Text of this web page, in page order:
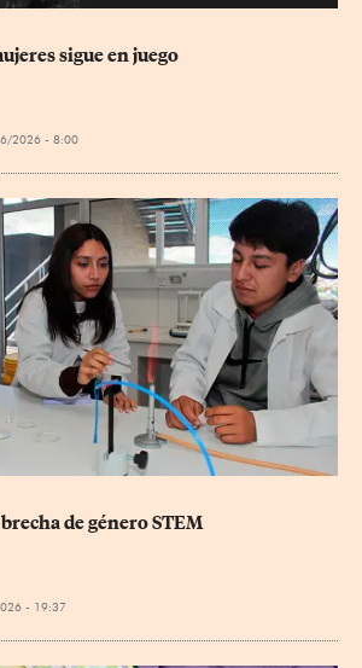
sigue en juego
2026 - 8:00
de género STEM
- 19:37